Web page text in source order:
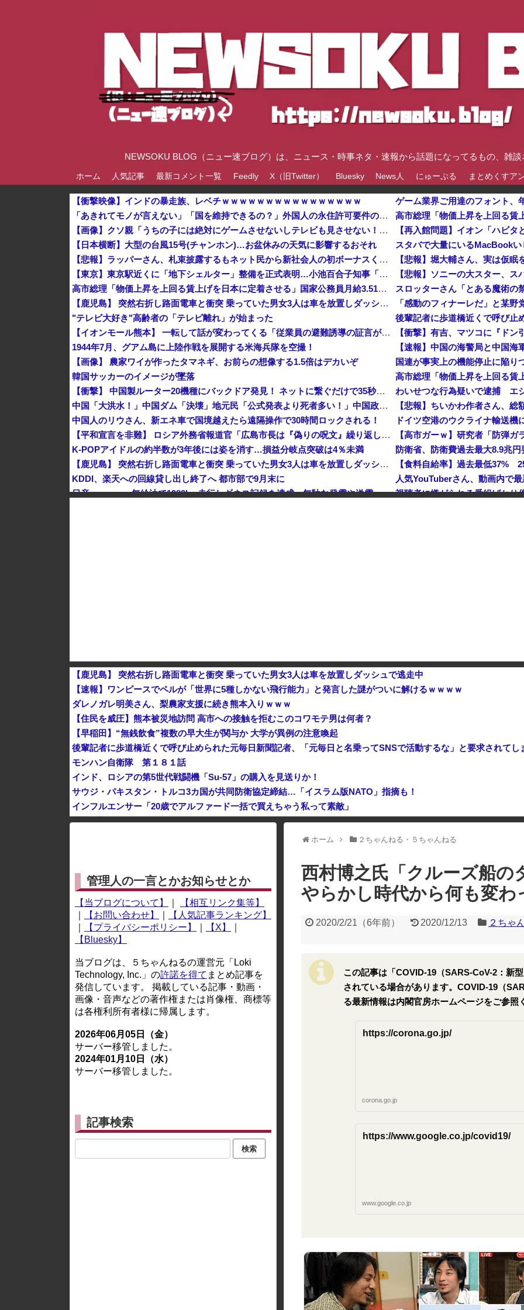
NEWSOKU BLOG（ニュー速ブログ）は、ニュース・時事ネタ・速報から話題になってるもの、雑
ホーム 人気記事 最新コメント一覧 Feedly X（旧Twitter） Bluesky News人 にゅーぷる まとめくすア
【衝撃映像】インドの暴走族、レベチｗｗｗｗｗｗｗｗｗｗｗｗｗｗｗｗ
「あきれてモノが言えない」「国を維持できるの？」外国人の永住許可要件の厳格化で在日中国人の本音は？
【画像】クソ親「うちの子には絶対にゲームさせないしテレビも見させない！！！！！」
【日本横断】大型の台風15号(チャンホン)…お盆休みの天気に影響するおそれ
【悲報】ラッパーさん、札束披露するもネット民から新社会人の初ボーナスくらいしかないと笑われる他
【東京】東京駅近くに「地下シェルター」整備を正式表明…小池百合子知事「多くの方が滞在、施設整備の効果高い」
高市総理「物価上昇を上回る賃上げを日本に定着させる」国家公務員月給3.51％増へ 地方公務員も追随する見通し
【鹿児島】 突然右折し路面電車と衝突 乗っていた男女3人は車を放置しダッシュで逃走中
"テレビ大好き"高齢者の「テレビ離れ」が始まった
【イオンモール熊本】 一転して話が変わってくる「従業員の避難誘導の証言が複数」イオン側が社内規定に抵触していた疑い
1944年7月、グアム島に上陸作戦を展開する米海兵隊を空撮！
【画像】 農家ワイが作ったタマネギ、お前らの想像する1.5倍はデカいぞ
韓国サッカーのイメージが墜落
【衝撃】 中国製ルーター20機種にバックドア発見！ ネットに繋ぐだけで35秒ごとに中国のサーバーと通信
中国「大洪水！」中国ダム「決壊」地元民「公式発表より死者多い！」中国政府「住民拘束！（安否不明」中国当局「救助隊動画も削除」台風13号「三峡ダム接近中」→
中国人のリウさん、新エネ車で国境越えたら遠隔操作で30時間ロックされる！
【平和宣言を非難】 ロシア外務省報道官「広島市長は『偽りの呪文』繰り返している」
K-POPアイドルの約半数が3年後には姿を消す…損益分岐点突破は4％未満
【鹿児島】 突然右折し路面電車と衝突 乗っていた男女3人は車を放置しダッシュで逃走中
KDDI、楽天への回線貸し出し終了へ 都市部で9月末に
日産e-power、無給油で1980km走行しギネス記録を達成、無駄な発電や送電ロスなくEVよりエコを証明
スタバで大量にいるMacBook
【衝撃】有吉、マツコに『ド
わいせつな行為疑いで逮捕 エ
防衛省、防衛費過去最大8.9兆
【食料自給率】過去最低37%
人気YouTuberさん、動画内で
【鹿児島】 突然右折し路面電車と衝突 乗っていた男女3人は車を放置しダッシュで逃走中
【速報】ワンピースでペルが「世界に5種しかない飛行能力」と発言した謎がついに解けるｗｗｗｗ
ダレノガレ明美さん、梨農家支援に続き熊本入りｗｗｗ
【住民を威圧】熊本被災地訪問 高市への接触を拒むこのコワモテ男は何者？
【早稲田】“無銭飲食”複数の早大生が関与か 大学が異例の注意喚起
後輩記者に歩道橋近くで呼び止められた元毎日新聞記者、「元毎日と名乗ってSNSで活動するな」と要求されて
モンハン自衛隊 第１８１話
インド、ロシアの第5世代戦闘機「Su-57」の購入を見送りか！
サウジ・パキスタン・トルコ3カ国が共同防衛協定締結…「イスラム版NATO」指摘も！
インフルエンサー「20歳でアルファード一括で買えちゃう私って素敵」
【朗報】 今年が酷暑過ぎて蚊が全く居ない件
※アドブロック等の広告非表示プラグインやアドオンを利用している場合、一部のコンテンツが表示されなくなったり、サイト全体
ホーム ２ちゃんねる・５ちゃんねる
西村博之氏「クルーズ船の
やらかし時代から何も変わ
2020/2/21 （6年前） 2020/12/13 ２ちゃ
この記事は「COVID-19（SARS-CoV-2：新
されている場合があります。COVID-19（
る最新情報は内閣官房ホームページをご参照
https://corona.go.jp/
corona.go.jp
https://www.google.co.jp/covid19/
www.google.co.jp
管理人の一言とかお知らせとか
【当ブログについて】
【相互リンク集等】
【お問い合わせ】
【人気記事ランキング】
【プライバシーポリシー】 【X】
【Bluesky】
当ブログは、５ちゃんねるの運営元「Loki
Technology, Inc.」の許諾を得て まとめ記事を
発信しています。 掲載している記事・動画・
画像・音声などの著作権または肖像権、商標等
は各権利所有者様に帰属します。
2026年06月05日（金）
サーバー移管しました。
2024年01月10日（水）
サーバー移管しました。
記事検索